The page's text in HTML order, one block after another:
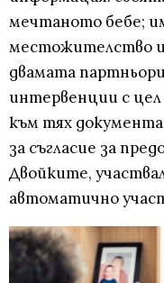
мечтаното бебе;
местожителство
двамата
интервенции с
към тях
за съгласие за
Двойките,
автоматично